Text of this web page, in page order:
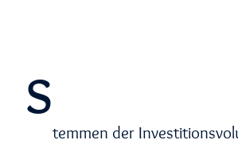
S
temmen der